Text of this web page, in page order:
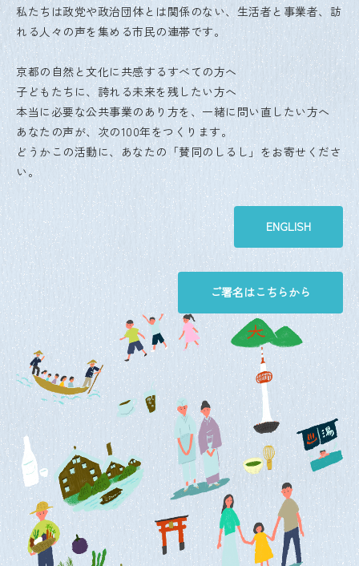
私たちは政党や政治団体とは関係のない、生活者と事業者、訪
れる人々の声を集める市民の連帯です。
京都の自然と文化に共感するすべての方へ
子どもたちに、誇れる未来を残したい方へ
本当に必要な公共事業のあり方を、一緒に問い直したい方へ
あなたの声が、次の100年をつくります。
どうかこの活動に、あなたの「賛同のしるし」をお寄せくださ
い。
ENGLISH
ご署名はこちらから